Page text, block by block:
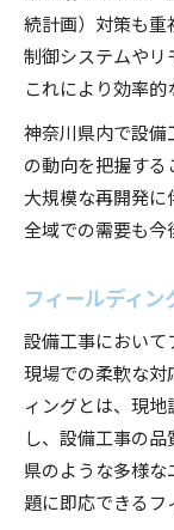
続計画）対策も重
制御システムやリ
これにより効率的
神奈川県内で設
の動向を把握す
大規模な再開発
全域での需要も今
フィールディ
設備工事において
現場での柔軟な対
ィングとは、現
し、設備工事の
県のような多様
題に即応できるフ